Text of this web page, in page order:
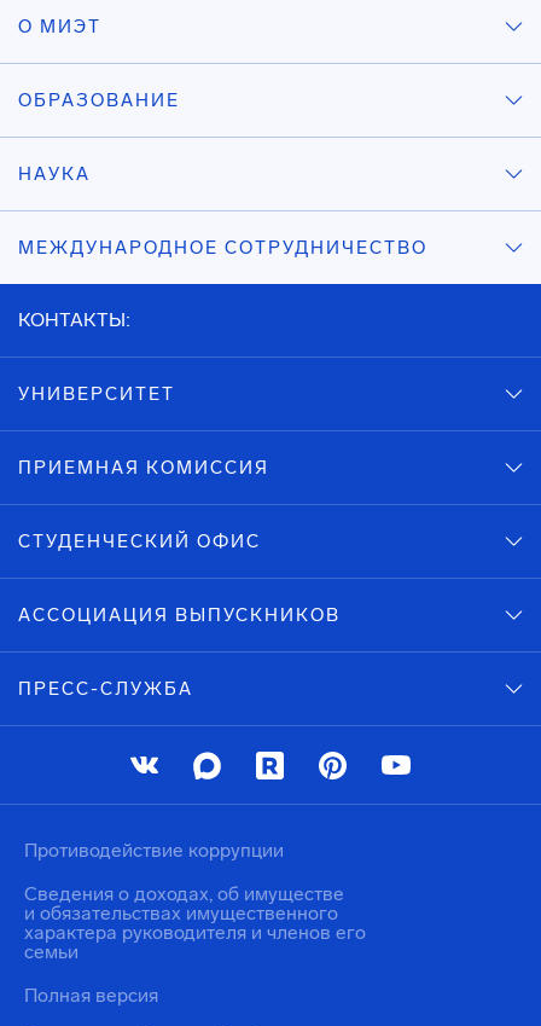
О МИЭТ
ОБРАЗОВАНИЕ
НАУКА
МЕЖДУНАРОДНОЕ СОТРУДНИЧЕСТВО
КОНТАКТЫ:
УНИВЕРСИТЕТ
ПРИЕМНАЯ КОМИССИЯ
СТУДЕНЧЕСКИЙ ОФИС
АССОЦИАЦИЯ ВЫПУСКНИКОВ
ПРЕСС-СЛУЖБА
Противодействие коррупции
Сведения о доходах, об имуществе
и обязательствах имущественного
характера руководителя и членов его
семьи
Полная версия